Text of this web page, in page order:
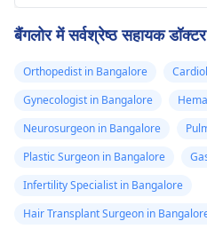
धड़कने लगा और वह
भागा क्योंकि उसने कहा
कि वह बैठ नहीं सकता,
शुरू कर दिया और केवल
गंभीर परिणामों के बारे में
सोच रहा था, वह सीधे
नहीं सोच सका, वह खो
सकती है। यदि वह बेहतर
महसूस करना चाहता है तो उसे
अधिक आराम करना चाहिए,
पर्याप्त पानी पीना चाहिए और
अपने फोन से ब्रेक लेना
चाहिए। कुछ गहरी साँसें अंदर-
बाहर लेने से उसे शांत होने में
मदद मिल सकती है। आपको
इन लक्षणों के बारे में तुरंत अपने
बैंगलोर में सर्वश्रेष्ठ सहायक डॉक्टर
Orthopedist in Bangalore
Gynecologist in Bangalore
Neurosurgeon in Bangalore
Plastic Surgeon in Bangalore
Infertility Specialist in Bangalore
Hair Transplant Surgeon in